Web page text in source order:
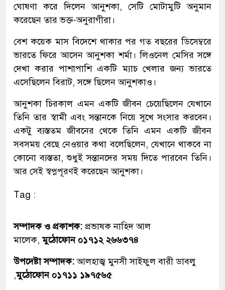
ঘোষণা করে দিলেন আনুশকা, সেটি মোটামুটি অনুমান
করেছেন তার ভক্ত-অনুরাগীরা।
বেশ কয়েক মাস বিদেশে থাকার পর গত বছরের ডিসেম্বরে
ভারতে ফিরে আসেন আনুশকা শর্মা। লিওনেল মেসির সঙ্গে
দেখা করার পাশাপাশি একটি ম্যাচ খেলার জন্য ভারতে
এসেছিলেন বিরাট, সঙ্গে ছিলেন আনুশকাও।
আনুশকা চিরকাল এমন একটি জীবন চেয়েছিলেন যেখানে
তিনি তার স্বামী এবং সন্তানকে নিয়ে সুখে সংসার করবেন।
একটু ব্যস্ততম জীবনের থেকে তিনি এমন একটি জীবন
সবসময় বেছে নেওয়ার কথা বলেছিলেন, যেখানে থাকবে না
কোনো ব্যস্ততা, শুধুই সন্তানদের সময় দিতে পারবেন তিনি।
আর সেই স্বপ্নপূরণই করেছেন আনুশকা।
Tag :
সম্পাদক ও প্রকাশক: প্রভাষক নাহিদ আল
মালেক,মুঠোফোন ০১৭১২ ২৬৬৩৭৪
উপদেষ্টা সম্পাদক:আলহাজ্ব মুনসী সাইফুল বারী ডাবলু
,মুঠোফোন ০১৭১১ ১৯৭৫৬৫